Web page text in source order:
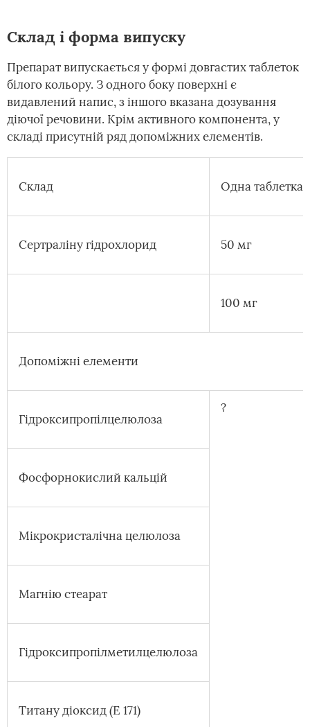
Склад і форма випуску
Препарат випускається у формі довгастих таблеток
білого кольору. З одного боку поверхні є
видавлений напис, з іншого вказана дозування
діючої речовини. Крім активного компонента, у
складі присутній ряд допоміжних елементів.
Склад Одна таблетка
Сертраліну гідрохлорид 50 мг
100 мг
Допоміжні елементи
Гідроксипропілцелюлоза
?
Фосфорнокислий кальцій
Мікрокристалічна целюлоза
Магнію стеарат
Гідроксипропілметилцелюлоза
Титану діоксид (E 171)